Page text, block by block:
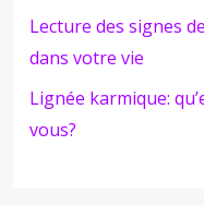
Lecture des signes
dans votre vie
Lignée karmique:
vous?